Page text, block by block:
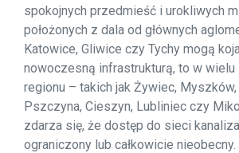
spokojnych przedmieść i urokliwych
położonych z dala od głównych
Katowice, Gliwice czy Tychy mogą
nowoczesną infrastrukturą, to w wielu
regionu – takich jak Żywiec,
Pszczyna, Cieszyn, Lubliniec czy
zdarza się, że dostęp do sieci
ograniczony lub całkowicie nieobecny.